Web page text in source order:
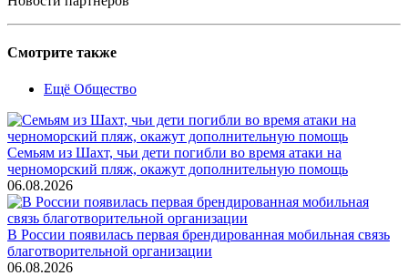
Смотрите также
Ещё Общество
Семьям из Шахт, чьи дети погибли во время атаки на
черноморский пляж, окажут дополнительную помощь
06.08.2026
В России появилась первая брендированная мобильная связь
благотворительной организации
06.08.2026